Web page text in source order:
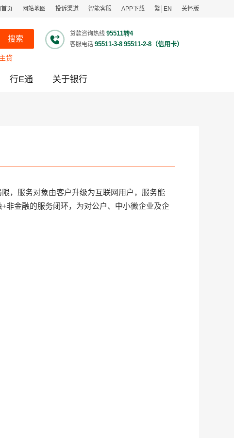
页 网站地图 投诉渠道 智能客服 APP下载 繁 EN 关怀版
搜索
贷款咨询热线 95511转4
客服电话 95511-3-8 95511-2-8（信用卡）
贷
行E通 关于银行
，服务对象由客户升级为互联网用户，服务能
非金融的服务闭环，为对公户、中小微企业及企